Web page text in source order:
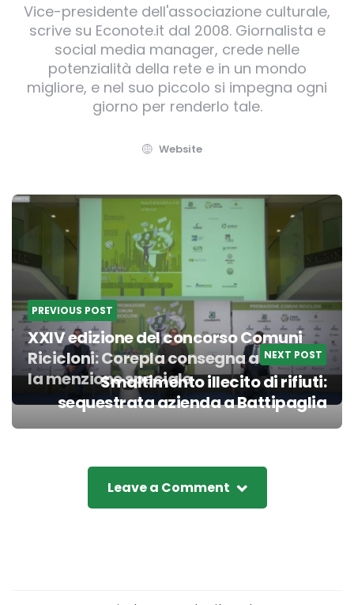
Vice-presidente dell'associazione culturale,
scrive su Econote.it dal 2008. Giornalista e
social media manager, crede nelle
potenzialità della rete e in un mondo
migliore, e nel suo piccolo si impegna ogni
giorno per renderlo tale.
Website
Post
navigation
PREVIOUS POST
XXIV edizione del concorso Comuni
Ricicloni: Corepla consegna a Potenza
la menzione speciale
NEXT POST
Smaltimento illecito di rifiuti:
sequestrata azienda a Battipaglia
Leave a Comment